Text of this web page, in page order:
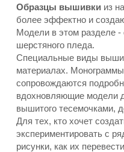
Образцы вышивки из
более эффектно и
Модели в этом разделе -
шерстяного пледа.
Специальные виды
материалах.
сопровождаются
вдохновляющие модели
вышитого тесемочками,
Для тех, кто хочет
экспериментировать с
рисунки, как их